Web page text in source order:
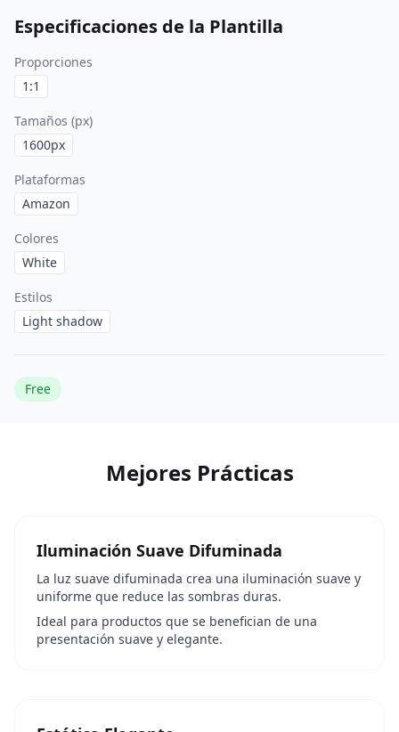
Especificaciones de la Plantilla
Proporciones
1:1
Tamaños (px)
1600px
Plataformas
Amazon
Colores
White
Estilos
Light shadow
Free
Mejores Prácticas
Iluminación Suave Difuminada
La luz suave difuminada crea una iluminación suave y
uniforme que reduce las sombras duras.
Ideal para productos que se benefician de una
presentación suave y elegante.